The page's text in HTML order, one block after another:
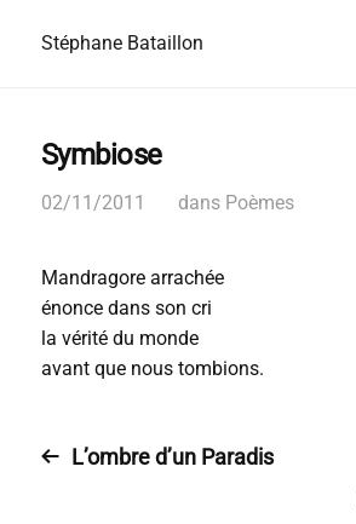
Stéphane Bataillon
Symbiose
02/11/2011 dans Poèmes
Mandragore arrachée
énonce dans son cri
la vérité du monde
avant que nous tombions.
L’ombre d’un Paradis